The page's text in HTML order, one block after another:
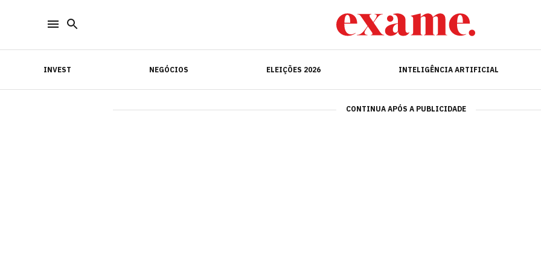
INVEST NEGÓCIOS ELEIÇÕES 2026 INTELIGÊNCIA ARTIFICIAL
INVEST INTELIGÊNCIA ARTIFICIAL
CONTINUA APÓS A PUBLICIDADE